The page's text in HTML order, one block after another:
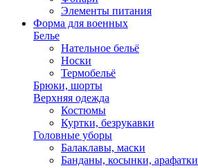
Элементы питания
Форма для военных
Белье
Нательное бельё
Носки
Термобельё
Брюки, шорты
Верхняя одежда
Костюмы
Куртки, безрукавки
Головные уборы
Балаклавы, маски
Банданы, косынки, арафатки